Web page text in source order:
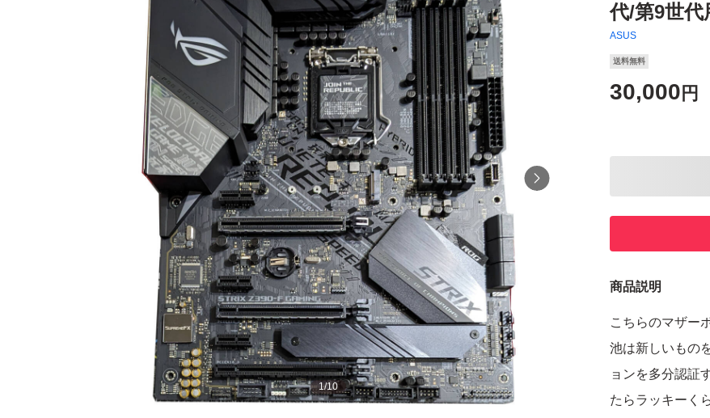
1/10
代/第9世代
ASUS
送料無料
30,000 円
商品説明
こちらのマザー
池は新しいもの
ョンを多分認証
たらラッキーく